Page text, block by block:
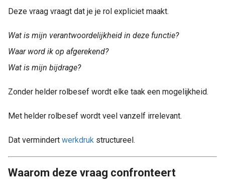
Deze vraag vraagt dat je je rol expliciet maakt.
Wat is mijn verantwoordelijkheid in deze functie?
Waar word ik op afgerekend?
Wat is mijn bijdrage?
Zonder helder rolbesef wordt elke taak een mogelijkheid.
Met helder rolbesef wordt veel vanzelf irrelevant.
Dat vermindert werkdruk structureel.
Waarom deze vraag confronteert